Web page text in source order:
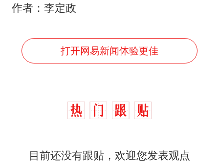
作者：李定政
打开网易新闻体验更佳
目前还没有跟贴，欢迎您发表观点